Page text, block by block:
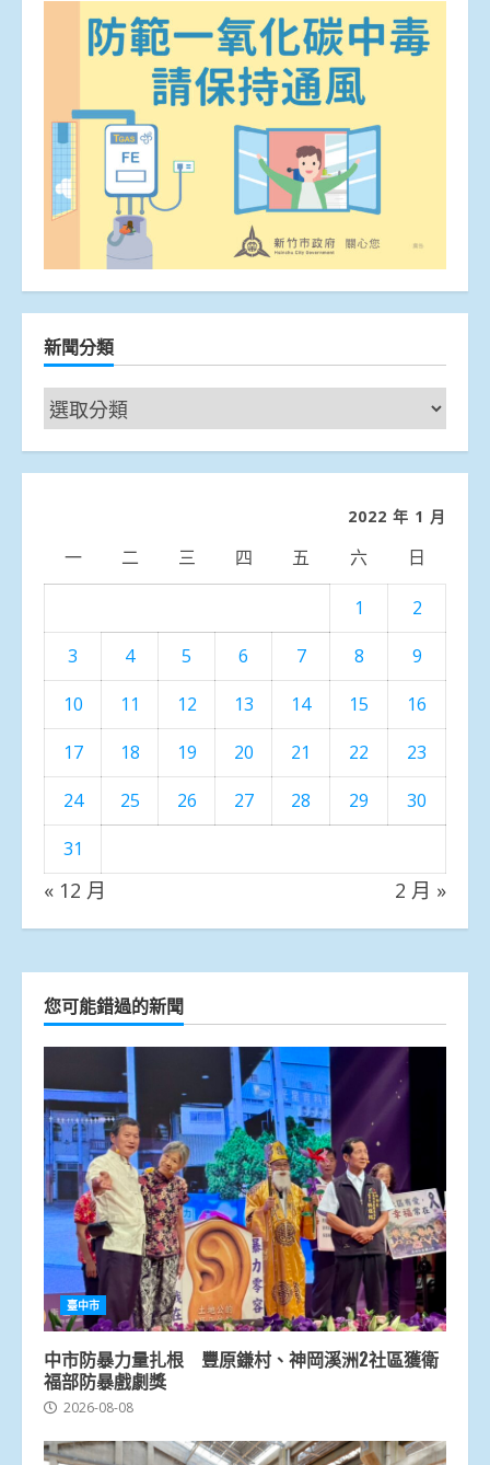
新聞分類
新
聞
分
2022 年 1 月
一 二 三 四 五 六 日
1
2
3
4 5 6 7 8
9
10
11 12 13 14 15
16
17
18 19 20 21 22
23
24
25 26 27 28 29
30
31
« 12 月 2 月 »
您可能錯過的新聞
臺中市
中市防暴力量扎根 豐原鎌村、神岡溪洲2社區獲衛
福部防暴戲劇獎
2026-08-08